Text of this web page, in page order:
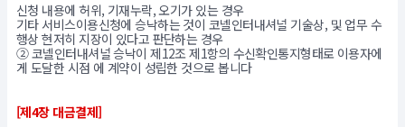
신청 내용에 허위, 기재누락, 오기가 있는 경우
기타 서비스이용신청에 승낙하는 것이 코넬인터내셔널 기술상, 및 업무 수
행상 현저히 지장이 있다고 판단하는 경우
② 코넬인터내셔널 승낙이 제12조 제1항의 수신확인통지형태로 이용자에
게 도달한 시점 에 계약이 성립한 것으로 봅니다
[제4장 대금결제]